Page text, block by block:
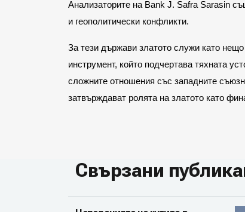
Анализаторите на Bank J. Safra Sarasin
и геополитически конфликти.
За тези държави златото служи като
инструмент, който подчертава тяхната
сложните отношения със западните
затвърждават ролята на златото като
Свързани